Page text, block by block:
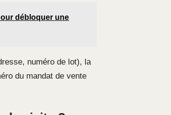
débloquer une
numéro de lot), la
du mandat de vente